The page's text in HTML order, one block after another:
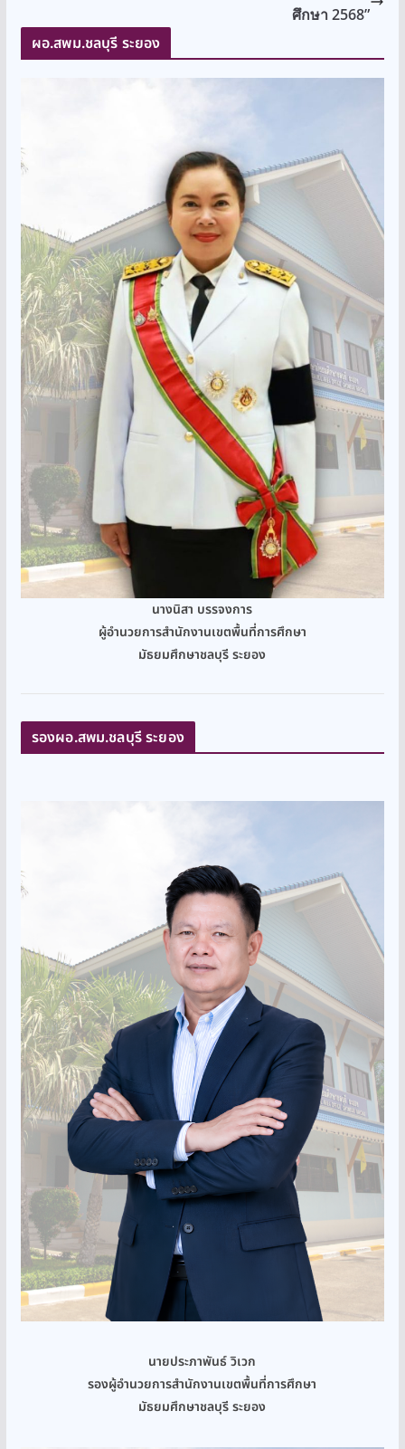
ศึกษา 2568”
ผอ.สพม.ชลบุรี ระยอง
นางนิสา บรรจงการ
ผู้อำนวยการสำนักงานเขตพื้นที่การศึกษา
มัธยมศึกษาชลบุรี ระยอง
รองผอ.สพม.ชลบุรี ระยอง
นายประภาพันธ์ วิเวก
รองผู้อำนวยการสำนักงานเขตพื้นที่การศึกษา
มัธยมศึกษาชลบุรี ระยอง